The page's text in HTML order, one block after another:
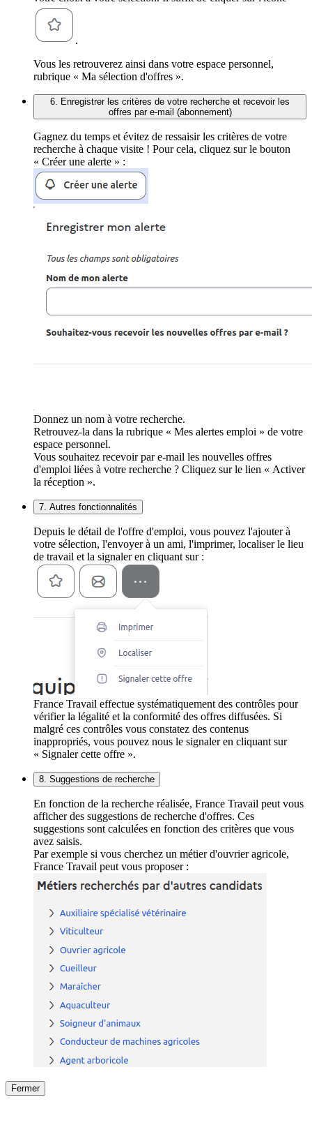
.
Vous les retrouverez ainsi dans votre espace personnel,
rubrique « Ma sélection d'offres ».
6. Enregistrer les critères de votre recherche et recevoir les
offres par e-mail (abonnement)
Gagnez du temps et évitez de ressaisir les critères de votre
recherche à chaque visite ! Pour cela, cliquez sur le bouton
« Créer une alerte » :
Donnez un nom à votre recherche.
Retrouvez-la dans la rubrique « Mes alertes emploi » de votre
espace personnel.
Vous souhaitez recevoir par e-mail les nouvelles offres
d'emploi liées à votre recherche ? Cliquez sur le lien « Activer
la réception ».
7. Autres fonctionnalités
Depuis le détail de l'offre d'emploi, vous pouvez l'ajouter à
votre sélection, l'envoyer à un ami, l'imprimer, localiser le lieu
de travail et la signaler en cliquant sur :
France Travail effectue systématiquement des contrôles pour
vérifier la légalité et la conformité des offres diffusées. Si
malgré ces contrôles vous constatez des contenus
inappropriés, vous pouvez nous le signaler en cliquant sur
« Signaler cette offre ».
8. Suggestions de recherche
En fonction de la recherche réalisée, France Travail peut vous
afficher des suggestions de recherche d'offres. Ces
suggestions sont calculées en fonction des critères que vous
avez saisis.
Par exemple si vous cherchez un métier d'ouvrier agricole,
France Travail peut vous proposer :
Fermer